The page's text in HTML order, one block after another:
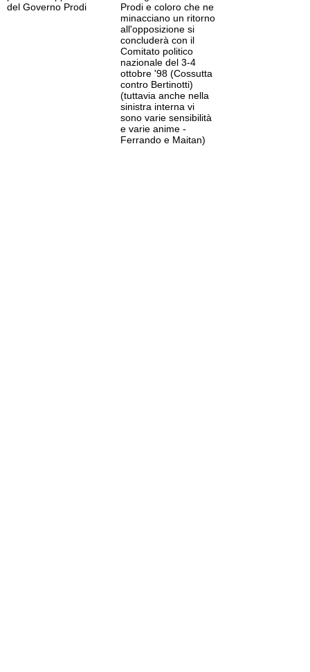
del Governo Prodi
Prodi e coloro che ne
minacciano un ritorno
all'opposizione si
concluderà con il
Comitato politico
nazionale del 3-4
ottobre '98 (Cossutta
contro Bertinotti)
(tuttavia anche nella
sinistra interna vi
sono varie sensibilità
e varie anime -
Ferrando e Maitan)